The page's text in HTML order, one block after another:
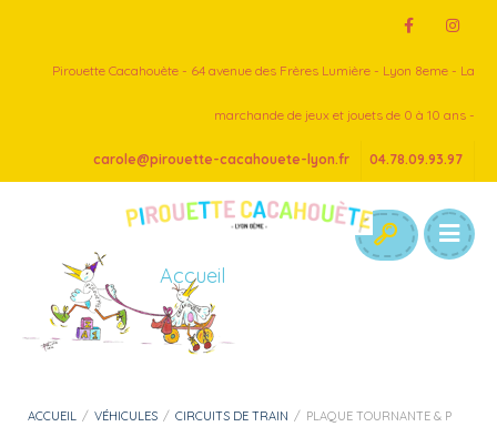
Pirouette Cacahouète - 64 avenue des Frères Lumière - Lyon 8eme - La
marchande de jeux et jouets de 0 à 10 ans -
carole@pirouette-cacahouete-lyon.fr 04.78.09.93.97
Accueil
ACCUEIL / VÉHICULES / CIRCUITS DE TRAIN / PLAQUE TOURNANTE & P